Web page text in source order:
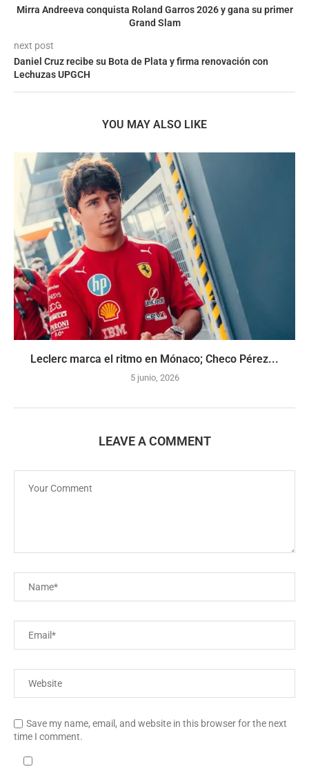
Mirra Andreeva conquista Roland Garros 2026 y gana su primer
Grand Slam
next post
Daniel Cruz recibe su Bota de Plata y firma renovación con
Lechuzas UPGCH
YOU MAY ALSO LIKE
Leclerc marca el ritmo en Mónaco; Checo Pérez...
5 junio, 2026
LEAVE A COMMENT
Save my name, email, and website in this browser for the next
time I comment.